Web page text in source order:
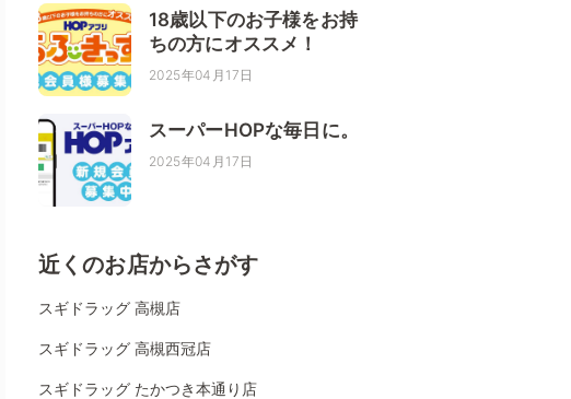
18歳以下のお子様をお持
ちの方にオススメ！
2025年04月17日
スーパーHOPな毎日に。
2025年04月17日
近くのお店からさがす
スギドラッグ 高槻店
スギドラッグ 高槻西冠店
スギドラッグ たかつき本通り店